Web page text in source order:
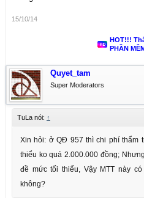
15/10/14
HOT!!!
PHẦN
Quyet_tam
Super Moderators
TuLa nói: ↑
Xin hỏi: ở QĐ 957 thì chi phí thẩm
thiểu ko quá 2.000.000 đồng;
đề mức tối thiểu, Vậy MTT này
không?